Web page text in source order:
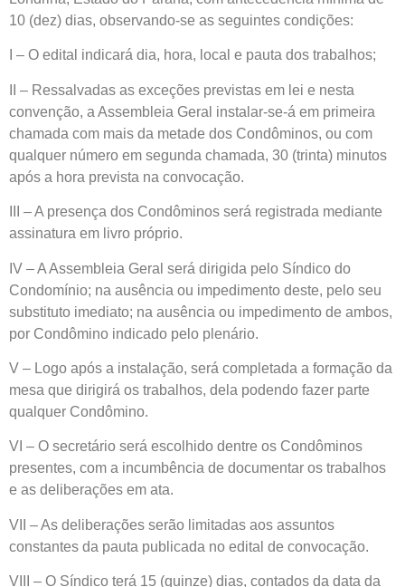
10 (dez) dias, observando-se as seguintes condições:
I – O edital indicará dia, hora, local e pauta dos trabalhos;
II – Ressalvadas as exceções previstas em lei e nesta
convenção, a Assembleia Geral instalar-se-á em primeira
chamada com mais da metade dos Condôminos, ou com
qualquer número em segunda chamada, 30 (trinta) minutos
após a hora prevista na convocação.
III – A presença dos Condôminos será registrada mediante
assinatura em livro próprio.
IV – A Assembleia Geral será dirigida pelo Síndico do
Condomínio; na ausência ou impedimento deste, pelo seu
substituto imediato; na ausência ou impedimento de ambos,
por Condômino indicado pelo plenário.
V – Logo após a instalação, será completada a formação da
mesa que dirigirá os trabalhos, dela podendo fazer parte
qualquer Condômino.
VI – O secretário será escolhido dentre os Condôminos
presentes, com a incumbência de documentar os trabalhos
e as deliberações em ata.
VII – As deliberações serão limitadas aos assuntos
constantes da pauta publicada no edital de convocação.
VIII – O Síndico terá 15 (quinze) dias, contados da data da